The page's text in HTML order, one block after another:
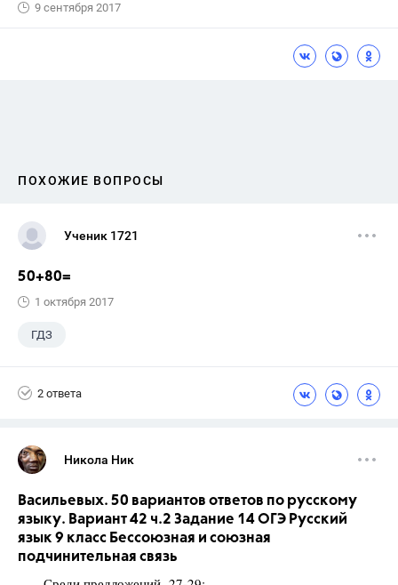
9 сентября 2017
ПОХОЖИЕ ВОПРОСЫ
Ученик 1721
50+80=
1 октября 2017
ГДЗ
2 ответа
Никола Ник
Васильевых. 50 вариантов ответов по русскому
языку. Вариант 42 ч.2 Задание 14 ОГЭ Русский
язык 9 класс Бессоюзная и союзная
подчинительная связь